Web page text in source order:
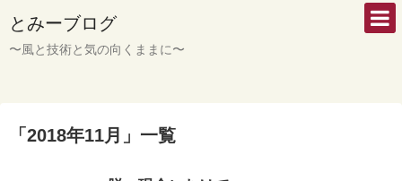
とみーブログ
〜風と技術と気の向くままに〜
「 2018年11月 」 一覧